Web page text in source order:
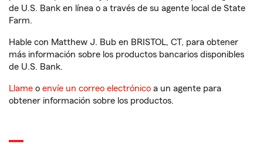
de U.S. Bank en línea o a través de su agente local de State
Farm.
Hable con Matthew J. Bub en BRISTOL, CT, para obtener
más información sobre los productos bancarios disponibles
de U.S. Bank.
Llame o envíe un correo electrónico a un agente para
obtener información sobre los productos.